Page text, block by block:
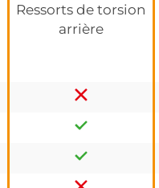
Ressorts de torsion
arrière